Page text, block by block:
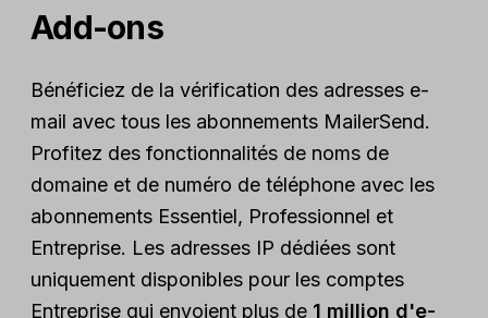
Add-ons
Bénéficiez de la vérification des adresses e-
mail avec tous les abonnements MailerSend.
Profitez des fonctionnalités de noms de
domaine et de numéro de téléphone avec les
abonnements Essentiel, Professionnel et
Entreprise. Les adresses IP dédiées sont
uniquement disponibles pour les comptes
Entreprise qui envoient plus de 1 million d'e-